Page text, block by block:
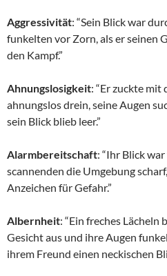
Aggressivität: “Sein Blick war
funkelten vor Zorn, als er seinen
den Kampf.”
Ahnungslosigkeit: “Er zuckte
ahnungslos drein, seine Augen
sein Blick blieb leer.”
Alarmbereitschaft: “Ihr Blick
scannenden die Umgebung
Anzeichen für Gefahr.”
Albernheit: “Ein freches
Gesicht aus und ihre Augen
ihrem Freund einen neckischen